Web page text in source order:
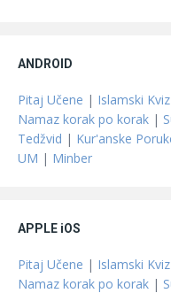
ANDROID
Pitaj Učene | Islamski Kviz
Namaz korak po korak |
Tedžvid | Kur'anske
UM | Minber
APPLE iOS
Pitaj Učene | Islamski Kviz
Namaz korak po korak |